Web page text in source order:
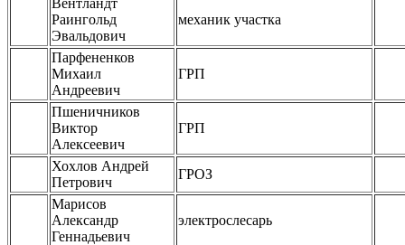
Раингольд
Эвальдович
механик участка
Парфененков
Михаил
Андреевич
ГРП
Пшеничников
Виктор
Алексеевич
ГРП
Хохлов Андрей
Петрович
ГРОЗ
Марисов
Александр
Геннадьевич
электрослесарь